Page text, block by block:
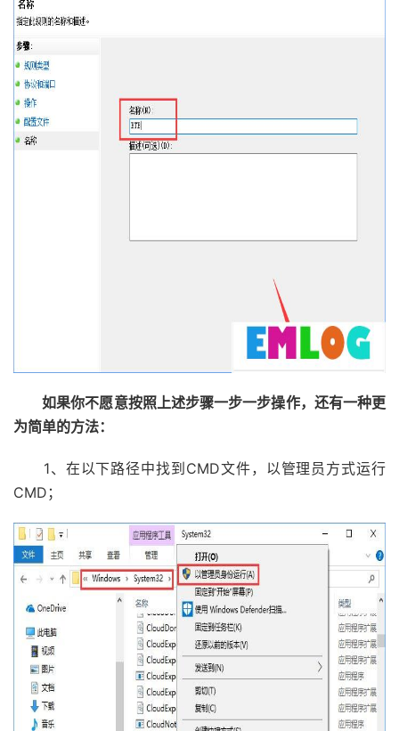
如果你不愿意按照上述步骤一步一步操作，还有一种更
为简单的方法：
1、在以下路径中找到CMD文件，以管理员方式运行
CMD；